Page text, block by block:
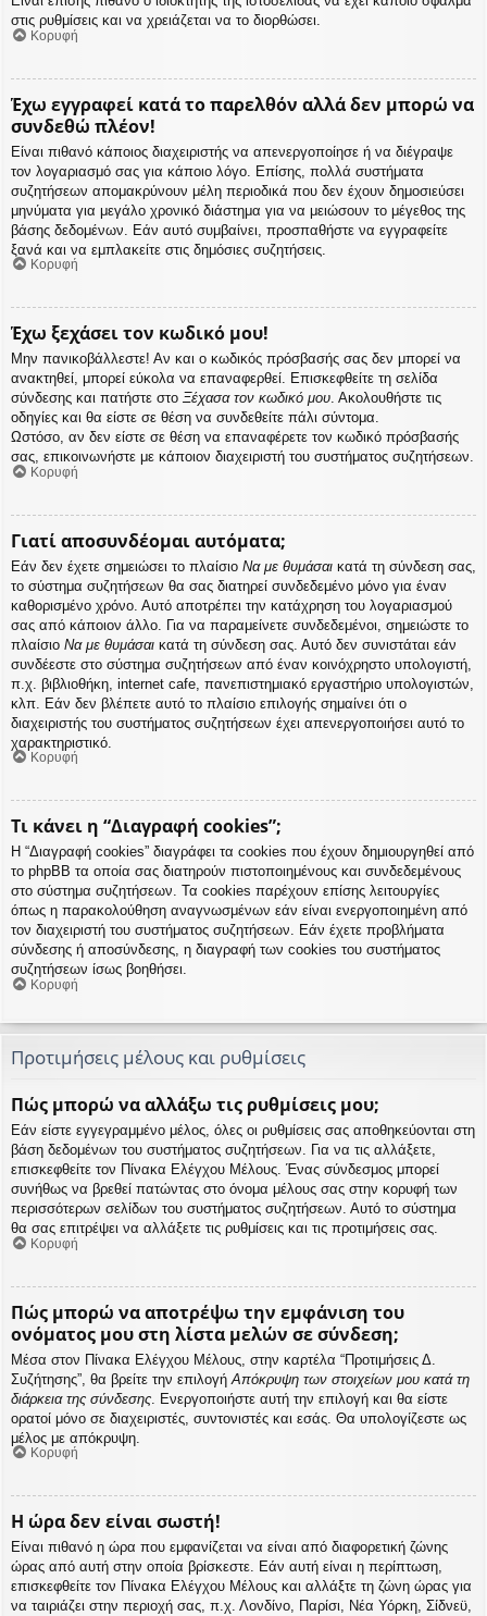
στις ρυθμίσεις και να χρειάζεται να το διορθώσει.
Κορυφή
Έχω εγγραφεί κατά το παρελθόν αλλά δεν μπορώ να
συνδεθώ πλέον!
Είναι πιθανό κάποιος διαχειριστής να απενεργοποίησε ή να διέγραψε
τον λογαριασμό σας για κάποιο λόγο. Επίσης, πολλά συστήματα
συζητήσεων απομακρύνουν μέλη περιοδικά που δεν έχουν δημοσιεύσει
μηνύματα για μεγάλο χρονικό διάστημα για να μειώσουν το μέγεθος της
βάσης δεδομένων. Εάν αυτό συμβαίνει, προσπαθήστε να εγγραφείτε
ξανά και να εμπλακείτε στις δημόσιες συζητήσεις.
Κορυφή
Έχω ξεχάσει τον κωδικό μου!
Μην πανικοβάλλεστε! Αν και ο κωδικός πρόσβασής σας δεν μπορεί να
ανακτηθεί, μπορεί εύκολα να επαναφερθεί. Επισκεφθείτε τη σελίδα
σύνδεσης και πατήστε στο Ξέχασα τον κωδικό μου. Ακολουθήστε τις
οδηγίες και θα είστε σε θέση να συνδεθείτε πάλι σύντομα.
Ωστόσο, αν δεν είστε σε θέση να επαναφέρετε τον κωδικό πρόσβασής
σας, επικοινωνήστε με κάποιον διαχειριστή του συστήματος συζητήσεων.
Κορυφή
Γιατί αποσυνδέομαι αυτόματα;
Εάν δεν έχετε σημειώσει το πλαίσιο Να με θυμάσαι κατά τη σύνδεση σας,
το σύστημα συζητήσεων θα σας διατηρεί συνδεδεμένο μόνο για έναν
καθορισμένο χρόνο. Αυτό αποτρέπει την κατάχρηση του λογαριασμού
σας από κάποιον άλλο. Για να παραμείνετε συνδεδεμένοι, σημειώστε το
πλαίσιο Να με θυμάσαι κατά τη σύνδεση σας. Αυτό δεν συνιστάται εάν
συνδέεστε στο σύστημα συζητήσεων από έναν κοινόχρηστο υπολογιστή,
π.χ. βιβλιοθήκη, internet cafe, πανεπιστημιακό εργαστήριο υπολογιστών,
κλπ. Εάν δεν βλέπετε αυτό το πλαίσιο επιλογής σημαίνει ότι ο
διαχειριστής του συστήματος συζητήσεων έχει απενεργοποιήσει αυτό το
χαρακτηριστικό.
Κορυφή
Τι κάνει η “Διαγραφή cookies”;
Η “Διαγραφή cookies” διαγράφει τα cookies που έχουν δημιουργηθεί από
το phpBB τα οποία σας διατηρούν πιστοποιημένους και συνδεδεμένους
στο σύστημα συζητήσεων. Τα cookies παρέχουν επίσης λειτουργίες
όπως η παρακολούθηση αναγνωσμένων εάν είναι ενεργοποιημένη από
τον διαχειριστή του συστήματος συζητήσεων. Εάν έχετε προβλήματα
σύνδεσης ή αποσύνδεσης, η διαγραφή των cookies του συστήματος
συζητήσεων ίσως βοηθήσει.
Κορυφή
Προτιμήσεις μέλους και ρυθμίσεις
Πώς μπορώ να αλλάξω τις ρυθμίσεις μου;
Εάν είστε εγγεγραμμένο μέλος, όλες οι ρυθμίσεις σας αποθηκεύονται στη
βάση δεδομένων του συστήματος συζητήσεων. Για να τις αλλάξετε,
επισκεφθείτε τον Πίνακα Ελέγχου Μέλους. Ένας σύνδεσμος μπορεί
συνήθως να βρεθεί πατώντας στο όνομα μέλους σας στην κορυφή των
περισσότερων σελίδων του συστήματος συζητήσεων. Αυτό το σύστημα
θα σας επιτρέψει να αλλάξετε τις ρυθμίσεις και τις προτιμήσεις σας.
Κορυφή
Πώς μπορώ να αποτρέψω την εμφάνιση του
ονόματος μου στη λίστα μελών σε σύνδεση;
Μέσα στον Πίνακα Ελέγχου Μέλους, στην καρτέλα “Προτιμήσεις Δ.
Συζήτησης”, θα βρείτε την επιλογή Απόκρυψη των στοιχείων μου κατά τη
διάρκεια της σύνδεσης . Ενεργοποιήστε αυτή την επιλογή και θα είστε
ορατοί μόνο σε διαχειριστές, συντονιστές και εσάς. Θα υπολογίζεστε ως
μέλος με απόκρυψη.
Κορυφή
Η ώρα δεν είναι σωστή!
Είναι πιθανό η ώρα που εμφανίζεται να είναι από διαφορετική ζώνης
ώρας από αυτή στην οποία βρίσκεστε. Εάν αυτή είναι η περίπτωση,
επισκεφθείτε τον Πίνακα Ελέγχου Μέλους και αλλάξτε τη ζώνη ώρας για
να ταιριάζει στην περιοχή σας, π.χ. Λονδίνο, Παρίσι, Νέα Υόρκη, Σίδνεϋ,